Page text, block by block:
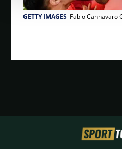
GETTY IMAGES Fabio Cannavaro